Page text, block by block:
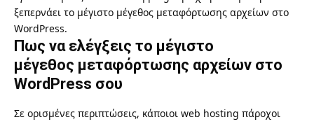
ξεπερνάει το μέγιστο μέγεθος μεταφόρτωσης αρχείων στο
WordPress.
Πως να ελέγξεις το μέγιστο
μέγεθος μεταφόρτωσης αρχείων στο
WordPress σου
Σε ορισμένες περιπτώσεις, κάποιοι web hosting πάροχοι